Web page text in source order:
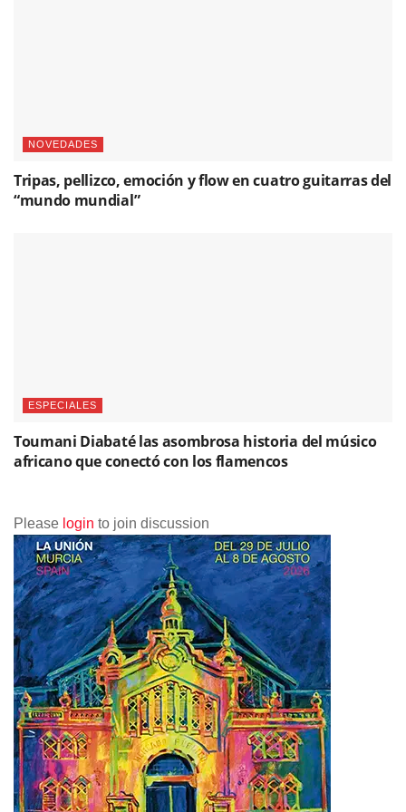
NOVEDADES
Tripas, pellizco, emoción y flow en cuatro guitarras del
“mundo mundial”
ESPECIALES
Toumani Diabaté las asombrosa historia del músico
africano que conectó con los flamencos
Please login to join discussion